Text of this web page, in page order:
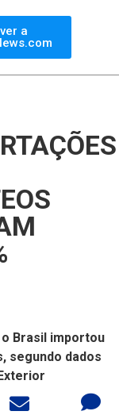
a
Brasil importou
segundo dados